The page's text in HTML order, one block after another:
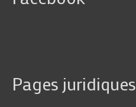
Pages juridiques